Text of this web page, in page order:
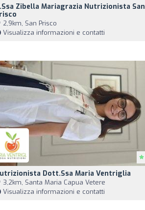
Zibella Mariagrazia Nutrizionista San
2,9km, San Prisco
Visualizza informazioni e contatti
Dott.ssa Maria Ventriglia
3,2km, Santa Maria Capua Vetere
Visualizza informazioni e contatti